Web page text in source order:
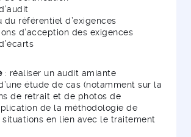
du référentiel d’exigences
d’acception des exigences
: réaliser un audit amiante
étude de cas (notamment sur la
de retrait et de photos de
de la méthodologie de
situations en lien avec le traitement